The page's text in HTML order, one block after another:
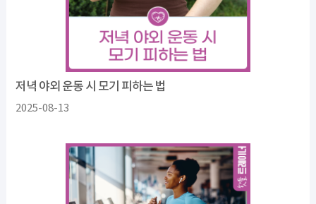
저녁 야외 운동 시 모기 피하는 법
2025-08-13